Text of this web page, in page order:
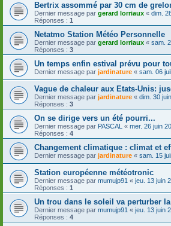
Bertrix assommé par 30 cm de
Dernier message par gerard lorriaux « dim.
Réponses : 1
Netatmo Station Météo Personnelle
Dernier message par gerard lorriaux « sam.
Réponses : 3
Un temps enfin estival prévu pour
Dernier message par jardinature « sam. 06
Vague de chaleur aux Etats-Unis:
Dernier message par jardinature « dim. 30
Réponses : 3
On se dirige vers un été pourri...
Dernier message par PASCAL « mer. 26 juin
Réponses : 4
Changement climatique : climat et
Dernier message par jardinature « sam. 15
Station européenne météotronic
Dernier message par mumujp91 « jeu. 13 juin
Réponses : 1
Un trou dans le soleil va perturber la
Dernier message par mumujp91 « jeu. 13 juin
Réponses : 4